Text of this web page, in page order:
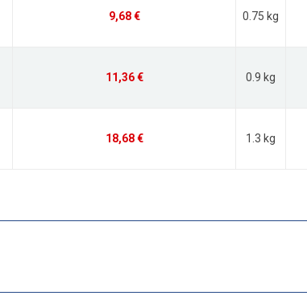
9,68 € 0.75 kg
11,36 € 0.9 kg
18,68 € 1.3 kg